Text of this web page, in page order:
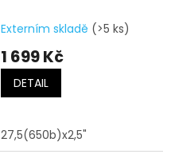
Externím skladě (>5 ks)
1 699 Kč
DETAIL
27,5(650b)x2,5"